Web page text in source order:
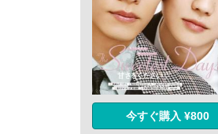
今すぐ購入 ¥800